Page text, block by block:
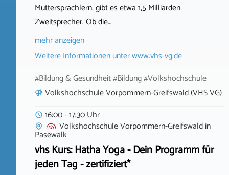
Muttersprachlern, gibt es etwa 1,5 Milliarden
Zweitsprecher. Ob die…
mehr anzeigen
Weitere Informationen unterwww.vhs-vg.de
#Bildung & Gesundheit #Bildung #Volkshochschule
Volkshochschule Vorpommern-Greifswald (VHS VG)
16:00 - 17:30 Uhr
Volkshochschule Vorpommern-Greifswaldin
Pasewalk
vhs Kurs: Hatha Yoga - Dein Programm für
jeden Tag - zertifiziert*